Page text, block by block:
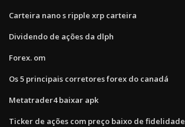
Carteira nano s ripple xrp carteira
Dividendo de ações da dlph
Forex. om
Os 5 principais corretores forex do canadá
Metatrader4 baixar apk
Ticker de ações com preço baixo de fidelidade